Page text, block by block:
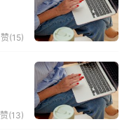
赞(15)
赞(13)